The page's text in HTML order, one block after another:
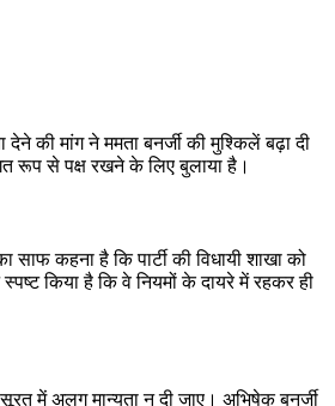
की मांग ने ममता बनर्जी की मुश्किलें बढ़ा दी
रूप से पक्ष रखने के लिए बुलाया है।
कहना है कि पार्टी की विधायी शाखा को
किया है कि वे नियमों के दायरे में रहकर ही
में अलग मान्यता न दी जाए। अभिषेक बनर्जी